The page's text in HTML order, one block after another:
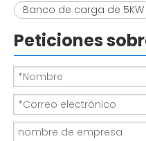
Banco de carga de 5KW
Peticiones